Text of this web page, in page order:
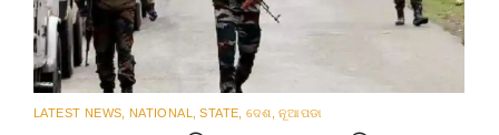
LATEST NEWS NATIONAL STATE ଦେଶ ନୂଆପଡା